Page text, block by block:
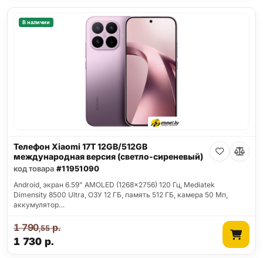
В наличии
Телефон Xiaomi 17T 12GB/512GB
международная версия (светло-сиреневый)
код товара #11951090
Android, экран 6.59" AMOLED (1268x2756) 120 Гц, Mediatek
Dimensity 8500 Ultra, ОЗУ 12 ГБ, память 512 ГБ, камера 50 Мп,
аккумулятор…
1 730 р.
1 790,55р.